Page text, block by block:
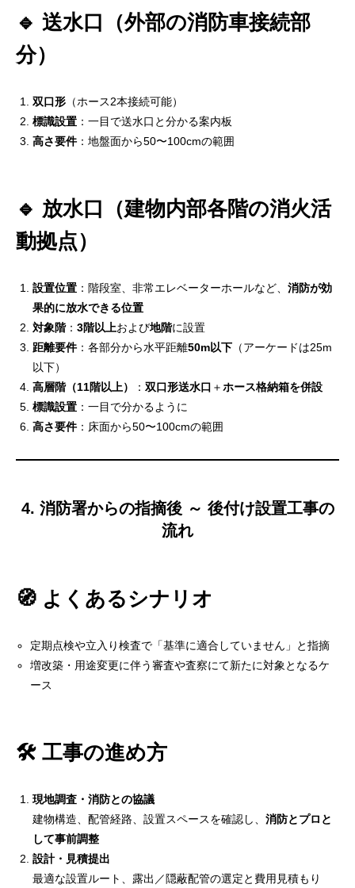
🔹 送水口（外部の消防車接続部
分）
双口形 （ホース2本接続可能）
標識設置 ：一目で送水口と分かる案内板
高さ要件：地盤面から50〜100cmの範囲
🔹 放水口（建物内部各階の消火活
動拠点）
設置位置 ：階段室、非常エレベーターホールなど、 消防が効
果的に放水できる位置
対象階： 3階以上および地階に設置
距離要件：各部分から水平距離50m以下 （アーケードは25m
以下）
高層階（11階以上）
： 双口形送水口 ＋ホース格納箱を併設
標識設置 ：一目で分かるように
高さ要件：床面から50〜100cmの範囲
4. 消防署からの指摘後 ～ 後付け設置工事の
流れ
🧭 よくあるシナリオ
定期点検や立入り検査で「基準に適合していません」と指摘
増改築・用途変更に伴う審査や査察にて新たに対象となるケ
ース
🛠 工事の進め方
現地調査・消防との協議
建物構造、配管経路、設置スペースを確認し、 消防とプロと
して事前調整
設計・見積提出
最適な設置ルート、露出／隠蔽配管の選定と費用見積もり